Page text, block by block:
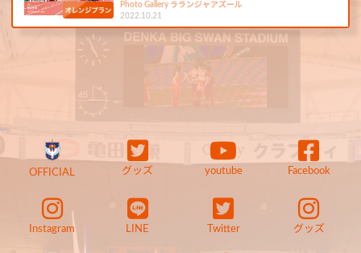
Photo Gallery ラランジャアズール
2022.10.21
OFFICIAL グッズ youtube Facebook
Instagram LINE Twitter グッズ